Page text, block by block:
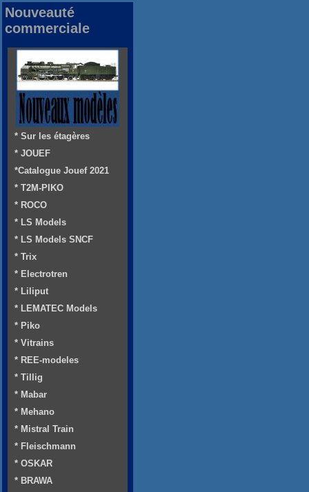
Nouveauté
commerciale
* Sur les étagères
* JOUEF
*Catalogue Jouef 2021
* T2M-PIKO
* ROCO
* LS Models
* LS Models SNCF
* Trix
* Electrotren
* Liliput
* LEMATEC Models
* Piko
* Vitrains
* REE-modeles
* Tillig
* Mabar
* Mehano
* Mistral Train
* Fleischmann
* OSKAR
* BRAWA